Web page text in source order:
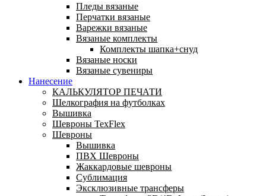
Пледы вязаные
Перчатки вязаные
Варежки вязаные
Вязаные комплекты
Комплекты шапка+снуд
Вязаные носки
Вязаные сувениры
Нанесение
КАЛЬКУЛЯТОР ПЕЧАТИ
Шелкография на футболках
Вышивка
Шевроны TexFlex
Шевроны
Вышивка
ПВХ Шевроны
Жаккардовые шевроны
Сублимация
Эксклюзивные трансферы